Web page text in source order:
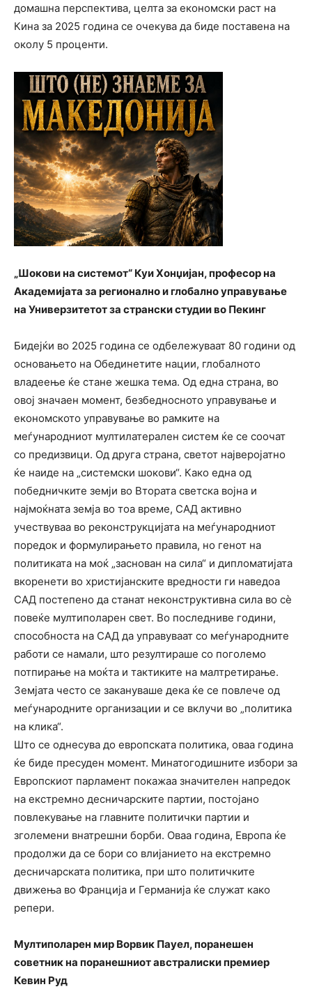
домашна перспектива, целта за економски раст на
Кина за 2025 година се очекува да биде поставена на
околу 5 проценти.
„Шокови на системот“ Куи Хонџијан, професор на
Академијата за регионално и глобално управување
на Универзитетот за странски студии во Пекинг
Бидејќи во 2025 година се одбележуваат 80 години од
основањето на Обединетите нации, глобалното
владеење ќе стане жешка тема. Од една страна, во
овој значаен момент, безбедносното управување и
економското управување во рамките на
меѓународниот мултилатерален систем ќе се соочат
со предизвици. Од друга страна, светот најверојатно
ќе наиде на „системски шокови“. Како една од
победничките земји во Втората светска војна и
најмоќната земја во тоа време, САД активно
учествуваа во реконструкцијата на меѓународниот
поредок и формулирањето правила, но генот на
политиката на моќ „заснован на сила“ и дипломатијата
вкоренети во христијанските вредности ги наведоа
САД постепено да станат неконструктивна сила во сè
повеќе мултиполарен свет. Во последниве години,
способноста на САД да управуваат со меѓународните
работи се намали, што резултираше со поголемо
потпирање на моќта и тактиките на малтретирање.
Земјата често се закануваше дека ќе се повлече од
меѓународните организации и се вклучи во „политика
на клика“.
Што се однесува до европската политика, оваа година
ќе биде пресуден момент. Минатогодишните избори за
Европскиот парламент покажаа значителен напредок
на екстремно десничарските партии, постојано
повлекување на главните политички партии и
зголемени внатрешни борби. Оваа година, Европа ќе
продолжи да се бори со влијанието на екстремно
десничарската политика, при што политичките
движења во Франција и Германија ќе служат како
репери.
Мултиполарен мир Ворвик Пауел, поранешен
советник на поранешниот австралиски премиер
Кевин Руд